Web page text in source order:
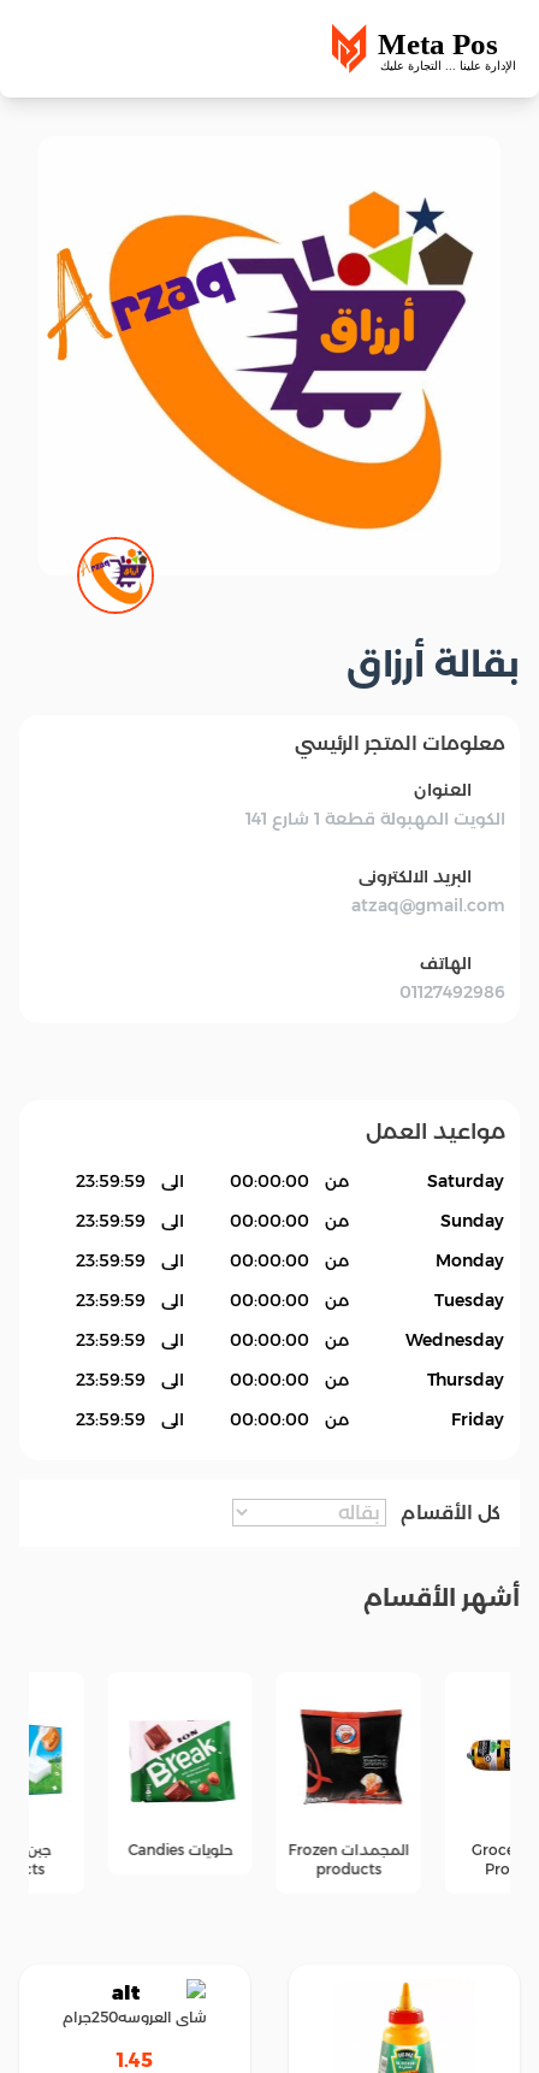
بقالة أرزاق
معلومات المتجر الرئيسي
العنوان
الكويت المهبولة قطعة 1 شارع 141
البريد الالكترونى
atzaq@gmail.com
الهاتف
01127492986
مواعيد العمل
Saturday من 00:00:00 الى
23:59:59
Sunday
من 00:00:00 الى
23:59:59
Monday
من 00:00:00 الى
23:59:59
Tuesday
من 00:00:00 الى
23:59:59
Wednesday
من 00:00:00 الى
23:59:59
Thursday
من 00:00:00 الى
23:59:59
Friday
من 00:00:00 الى 23:59:59
كل الأقسام
أشهر الأقسام
المجمدات Frozen
حلويات Candies
شاى العروسه250جرام
1.45